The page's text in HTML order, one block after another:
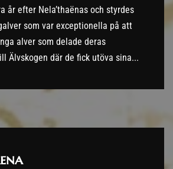
år efter Nela’thaënas och styrdes
som var exceptionella på att
alver som delade deras
Älvskogen där de fick utöva sina...